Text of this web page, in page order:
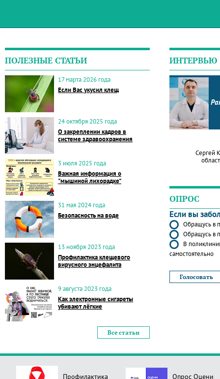
ПОЛЕЗНЫЕ СТАТЬИ
17 марта 2026 года
Если Вас укусил клещ
24 октября 2025 года
О закреплении кадров в
системе здравоохранения
3 июля 2025 года
Важная информация о
"мышиной лихорадке"
31 мая 2024 года
Безопасность на воде
13 ноября 2023 года
Профилактика клещевого
вирусного энцефалита
9 августа 2023 года
Как электронные сигареты
убивают лёгкие
Все статьи
ИНТЕРВЬЮ
Сергей
ОПРОС
Если вы
Обращусь в
Обращусь в
В
самостоятельно
Профилактика
Опрос Оцени